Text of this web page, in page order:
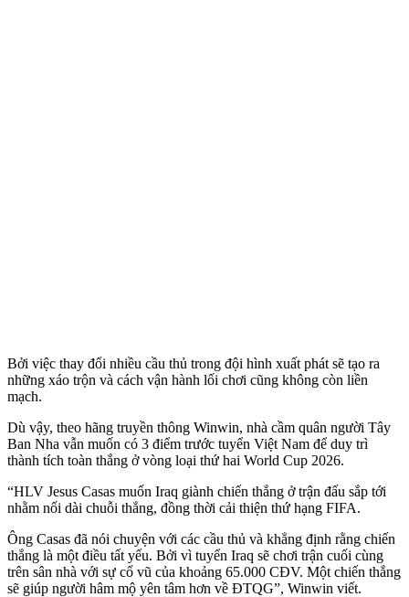
Bởi việc thay đổi nhiều cầu thủ trong đội hình xuất phát sẽ tạo ra
những xáo trộn và cách vận hành lối chơi cũng không còn liền
mạch.
Dù vậy, theo hãng truyền thông Winwin, nhà cầm quân người Tây
Ban Nha vẫn muốn có 3 điểm trước tuyển Việt Nam để duy trì
thành tích toàn thắng ở vòng loại thứ hai World Cup 2026.
“HLV Jesus Casas muốn Iraq giành chiến thắng ở trận đấu sắp tới
nhằm nối dài chuỗi thắng, đồng thời cải thiện thứ hạng FIFA.
Ông Casas đã nói chuyện với các cầu thủ và khẳng định rằng chiến
thắng là một điều tất yếu. Bởi vì tuyển Iraq sẽ chơi trận cuối cùng
trên sân nhà với sự cổ vũ của khoảng 65.000 CĐV. Một chiến thắng
sẽ giúp người hâm mộ yên tâm hơn về ĐTQG”, Winwin viết.